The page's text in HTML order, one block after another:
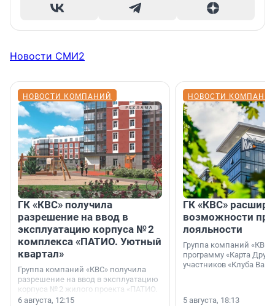
Новости СМИ2
НОВОСТИ КОМПАНИЙ
ГК «КВС» получила
разрешение на ввод в
эксплуатацию корпуса № 2
комплекса «ПАТИО. Уютный
квартал»
Группа компаний «КВС» получила
разрешение на ввод в эксплуатацию
корпуса № 2 жилого проекта «ПАТИО.
Уютный квартал», расположенного во
6 августа, 12:15
НОВОСТИ
ГК «КВС»
возможности
лояльности
Группа компаний
программу «Карта
участников «Клуба
5 августа, 18:13